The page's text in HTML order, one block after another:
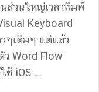
ส่วนใหญ่เวลาพิมพ์
Keyboard
ๆเดิมๆ แต่แล้ว
Word Flow
ช้ iOS ...